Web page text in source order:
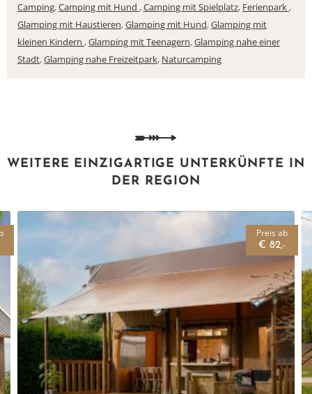
Camping,Camping mit Hund ,Camping mit Spielplatz, Ferienpark ,
Glamping mit Haustieren,Glamping mit Hund,Glamping mit
kleinen Kindern ,Glamping mit Teenagern,Glamping nahe einer
Stadt,Glamping nahe Freizeitpark, Naturcamping
WEITERE EINZIGARTIGE UNTERKÜNFTE IN
DER REGION
Preis ab
€ 82,-